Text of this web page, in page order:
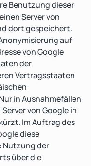
Benutzung dieser
Server von
dort gespeichert.
auf
von Google
der
Vertragsstaaten
in Ausnahmefällen
von Google in
Im Auftrag des
diese
Nutzung der
über die